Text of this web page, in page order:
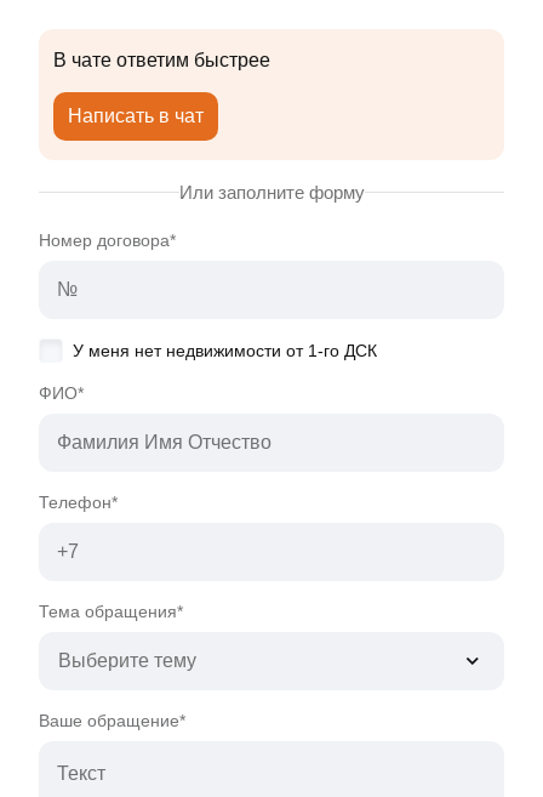
В чате ответим быстрее
Написать в чат
Или заполните форму
Номер договора*
У меня нет недвижимости от 1-го ДСК
ФИО*
Телефон*
Тема обращения*
Выберите тему
Ваше обращение*